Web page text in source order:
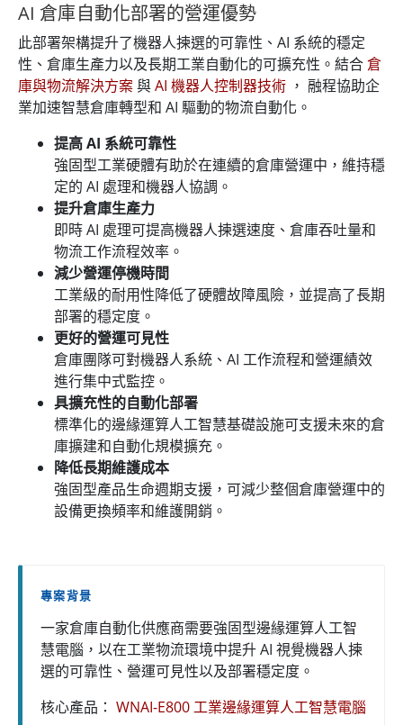
AI 倉庫自動化部署的營運優勢
此部署架構提升了機器人揀選的可靠性、AI 系統的穩定
性、倉庫生產力以及長期工業自動化的可擴充性。結合倉
庫與物流解決方案與AI 機器人控制器技術 ， 融程協助企
業加速智慧倉庫轉型和 AI 驅動的物流自動化。
提高 AI 系統可靠性
強固型工業硬體有助於在連續的倉庫營運中，維持穩
定的 AI 處理和機器人協調。
提升倉庫生產力
即時 AI 處理可提高機器人揀選速度、倉庫吞吐量和
物流工作流程效率。
減少營運停機時間
工業級的耐用性降低了硬體故障風險，並提高了長期
部署的穩定度。
更好的營運可見性
倉庫團隊可對機器人系統、AI 工作流程和營運績效
進行集中式監控。
具擴充性的自動化部署
標準化的邊緣運算人工智慧基礎設施可支援未來的倉
庫擴建和自動化規模擴充。
降低長期維護成本
強固型產品生命週期支援，可減少整個倉庫營運中的
設備更換頻率和維護開銷。
專案背景
一家倉庫自動化供應商需要強固型邊緣運算人工智
慧電腦，以在工業物流環境中提升 AI 視覺機器人揀
選的可靠性、營運可見性以及部署穩定度。
核心產品： WNAI-E800 工業邊緣運算人工智慧電腦